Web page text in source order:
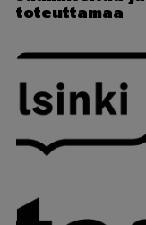
toteuttamaa